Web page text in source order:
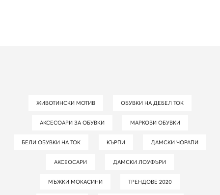
ЖИВОТИНСКИ МОТИВ ОБУВКИ НА ДЕБЕЛ ТОК
АКСЕСОАРИ ЗА ОБУВКИ МАРКОВИ ОБУВКИ
БЕЛИ ОБУВКИ НА ТОК КЪРПИ ДАМСКИ ЧОРАПИ
АКСЕОСАРИ ДАМСКИ ЛОУФЪРИ
МЪЖКИ МОКАСИНИ ТРЕНДОВЕ 2020